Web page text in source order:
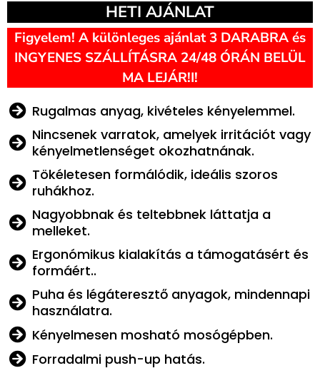
HETI AJÁNLAT
Figyelem! A különleges ajánlat 3 DARABRA és
INGYENES SZÁLLÍTÁSRA 24/48 ÓRÁN BELÜL
MA LEJÁR!I!
Rugalmas anyag, kivételes kényelemmel.
Nincsenek varratok, amelyek irritációt vagy
kényelmetlenséget okozhatnának.
Tökéletesen formálódik, ideális szoros
ruhákhoz.
Nagyobbnak és teltebbnek láttatja a
melleket.
Ergonómikus kialakítás a támogatásért és
formáért..
Puha és légáteresztő anyagok, mindennapi
használatra.
Kényelmesen mosható mosógépben.
Forradalmi push-up hatás.